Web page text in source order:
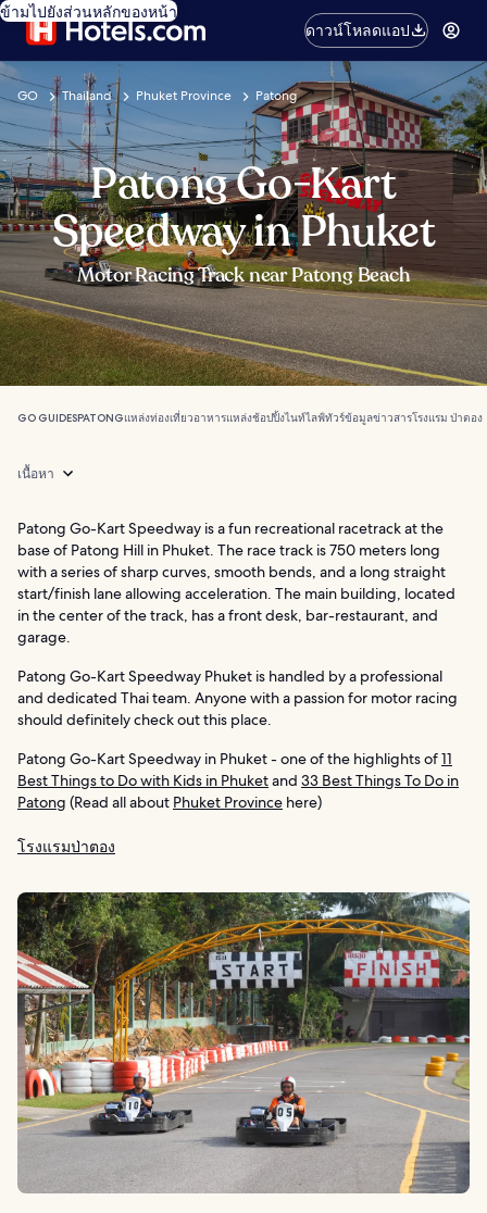
ข้ามไปยังส่วนหลักของหน้า
ดาวน์โหลดแอป
GO Thailand Phuket Province Patong
Patong Go-Kart
Speedway in Phuket
Motor Racing Track near Patong Beach
GO GUIDESPATONGแหล่งท่องเที่ยวอาหารแหล่งช้อปปิ้งไนท์ไลฟ์ทัวร์ข้อมูลข่าวสารโรงแรม ป่าตอง
เนื้อหา
Patong Go-Kart Speedway is a fun recreational racetrack at the
base of Patong Hill in Phuket. The race track is 750 meters long
with a series of sharp curves, smooth bends, and a long straight
start/finish lane allowing acceleration. The main building, located
in the center of the track, has a front desk, bar-restaurant, and
garage.
Patong Go-Kart Speedway Phuket is handled by a professional
and dedicated Thai team. Anyone with a passion for motor racing
should definitely check out this place.
Patong Go-Kart Speedway in Phuket - one of the highlights of11
Best Things to Do with Kids in Phuketand 33 Best Things To Do in
Patong (Read all about Phuket Province here)
โรงแรมป่าตอง